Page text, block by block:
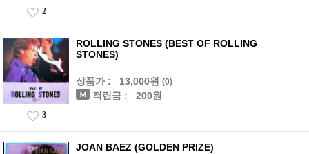
2
ROLLING STONES (BEST OF ROLLING
STONES)
상품가 : 13,000원 (0)
적립금 : 200원
3
JOAN BAEZ (GOLDEN PRIZE)